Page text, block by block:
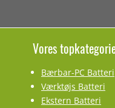
Vores
Bærbar-PC Batteri
Værktøjs Batteri
Ekstern Batteri